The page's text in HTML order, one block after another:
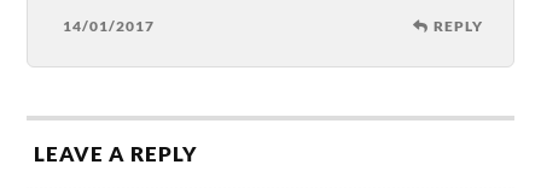
14/01/2017 REPLY
LEAVE A REPLY